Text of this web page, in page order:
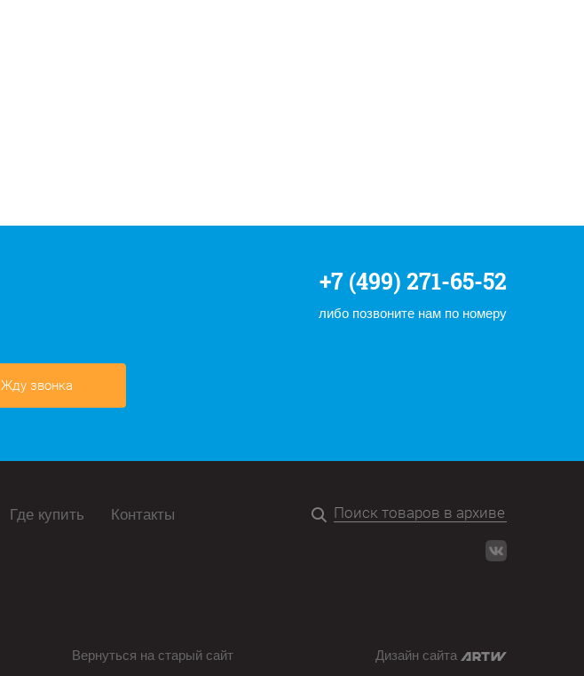
+7 (499) 271-65-52
либо позвоните нам по номеру
Жду звонка
Где купить Контакты
Вернуться на старый сайт Дизайн сайта